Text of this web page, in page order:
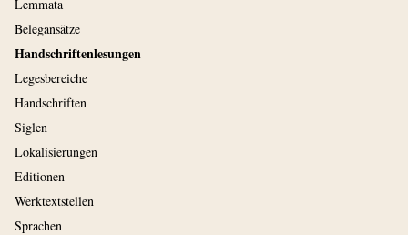
Lemmata
Belegansätze
Handschriftenlesungen
Legesbereiche
Handschriften
Siglen
Lokalisierungen
Editionen
Werktextstellen
Sprachen